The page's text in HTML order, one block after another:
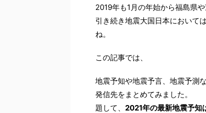
2019年も1月の年始から福島県
引き続き地震大国日本において
ね。
この記事では、
地震予知や地震予言、地震予測
発信先をまとめてみました。
題して、 2021年の最新地震予知